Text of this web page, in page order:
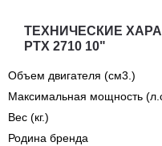
ТЕХНИЧЕСКИЕ
PTX 2710 10"
Объем двигателя (см3.)
Максимальная мощность
Вес (кг.)
Родина бренда